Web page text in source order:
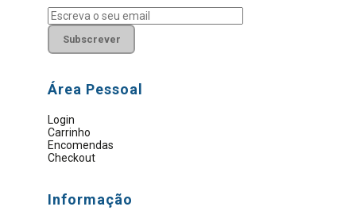
Subscrever
Área Pessoal
Login
Carrinho
Encomendas
Checkout
Informação